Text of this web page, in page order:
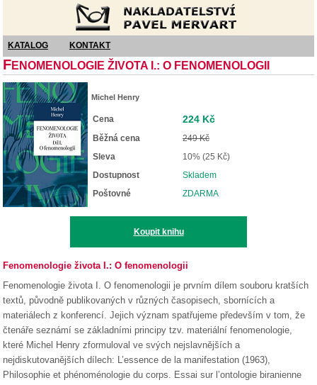
KATALOG KONTAKT
FENOMENOLOGIE ŽIVOTA I.: O FENOMENOLOGII
Michel Henry
Cena 224 Kč
Běžná cena
249 Kč
Sleva
10% (25 Kč)
Dostupnost
Skladem
Poštovné
ZDARMA
Koupit knihu
Fenomenologie života I.: O fenomenologii
Fenomenologie života I. O fenomenologii je prvním dílem souboru kratších
textů, původně publikovaných v různých časopisech, sbornících a
materiálech z konferencí. Jejich význam spatřujeme především v tom, že
čtenáře seznámí se základními principy tzv. materiální fenomenologie,
které Michel Henry zformuloval ve svých nejslavnějších a
nejdiskutovanějších dílech: L’essence de la manifestation (1963),
Philosophie et phénoménologie du corps. Essai sur l’ontologie biranienne